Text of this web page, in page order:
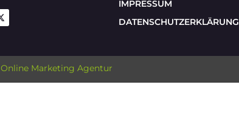
IMPRESSUM
DATENSCHUTZERKLÄRUNG
Online Marketing Agentur